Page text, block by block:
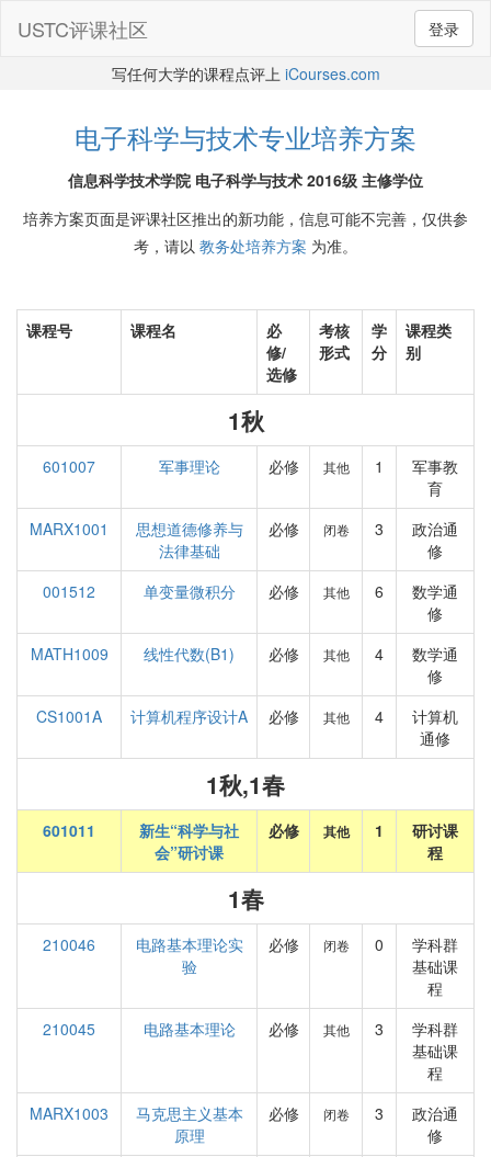
登录
USTC评课社区
写任何大学的课程点评上 iCourses.com
电子科学与技术专业培养方案
信息科学技术学院 电子科学与技术 2016级 主修学位
培养方案页面是评课社区推出的新功能，信息可能不完善，仅供参
考，请以 教务处培养方案 为准。
课程号 课程名
必
修/
选修
考核
形式
学
分
课程类
别
1秋
601007 军事理论 必修 其他 1
军事教
育
MARX1001
思想道德修养与
法律基础
必修 闭卷 3
政治通
修
001512
单变量微积分 必修 其他 6
数学通
修
MATH1009
线性代数(B1) 必修 其他 4
数学通
修
CS1001A
计算机程序设计A 必修 其他 4
计算机
通修
1秋,1春
601011
新生“科学与社
会”研讨课
必修 其他 1
研讨课
程
1春
210046
电路基本理论实
验
必修 闭卷 0
学科群
基础课
程
210045
电路基本理论 必修 其他 3
学科群
基础课
程
MARX1003
马克思主义基本
原理
必修 闭卷 3
政治通
修